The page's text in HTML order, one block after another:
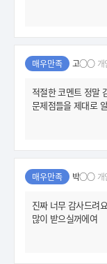
매우만족 고○○ 개
적절한 코멘트 정말
문제점들을 제대로
매우만족 박○○ 개
진짜 너무 감사드려
많이 받으실꺼에여